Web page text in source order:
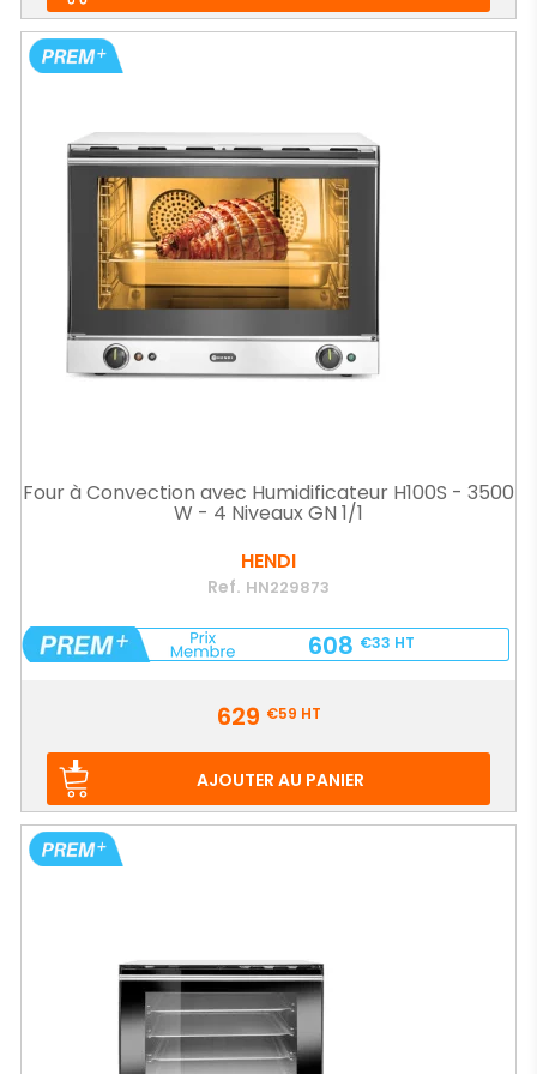
Four à Convection avec Humidificateur H100S - 3500
W - 4 Niveaux GN 1/1
HENDI
Ref. HN229873
608 €33 HT
629 €59 HT
AJOUTER AU PANIER